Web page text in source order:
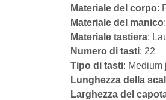
Materiale del corpo:
Materiale del manico
Materiale tastiera:
Numero di tasti: 22
Tipo di tasti: Medium
Lunghezza della
Larghezza del